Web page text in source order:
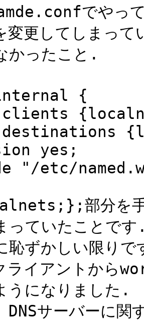
でやっ
変更してしまっ
かったこと.
{
clients
destinations
yes;
"/etc/
部分を
っていたことで
恥ずかしい限り
ライアントから
うになりました.
DNSサーバーに